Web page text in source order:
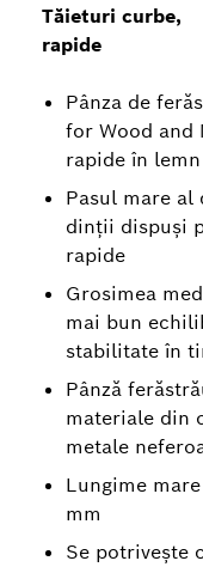
Tăieturi curbe,
rapide
Pânza de
for Wood and
rapide în
Pasul mare
dinții dispuși
rapide
Grosimea
mai bun
stabilitate în
Pânză
materiale din
metale
Lungime
mm
Se potrivește